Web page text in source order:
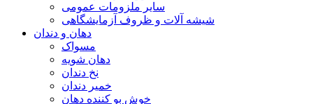
سایر ملزومات عمومی
شیشه آلات و ظروف آزمایشگاهی
دهان و دندان
مسواک
دهان شویه
نخ دندان
خمیر دندان
خوش بو کننده دهان